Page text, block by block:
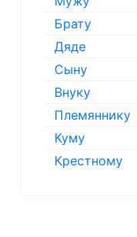
Брату
Дяде
Сыну
Внуку
Племяннику
Куму
Крестному